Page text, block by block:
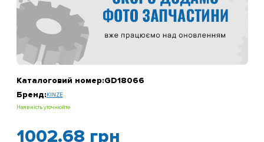
Каталоговий номер:GD18066
Бренд:KINZE
Наявність уточнюйте
1002.68 грн